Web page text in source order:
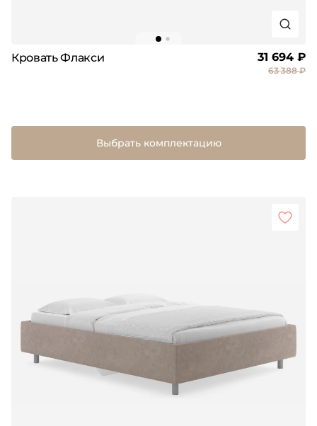
Кровать Флакси 31 694 ₽
63 388 ₽
Выбрать комплектацию